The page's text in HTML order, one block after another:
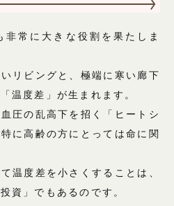
常に大きな役割を果たしま
リビングと、極端に寒い廊下
温度差」が生まれます。
圧の乱高下を招く「ヒートシ
に高齢の方にとっては命に関
温度差を小さくすることは、
資」でもあるのです。